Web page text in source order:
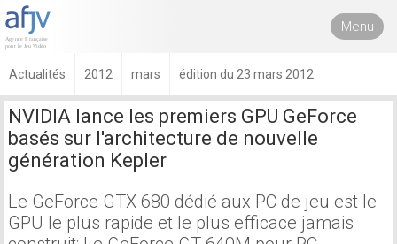
Menu
Actualités 2012 mars édition du 23 mars 2012
NVIDIA lance les premiers GPU GeForce
basés sur l'architecture de nouvelle
génération Kepler
Le GeForce GTX 680 dédié aux PC de jeu est le
GPU le plus rapide et le plus efficace jamais